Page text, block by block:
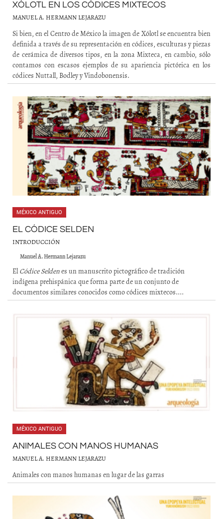
XÓLOTL EN LOS CÓDICES MIXTECOS
MANUEL A. HERMANN LEJARAZU
Si bien, en el Centro de México la imagen de Xólotl se encuentra bien
definida a través de su representación en códices, esculturas y piezas
de cerámica de diversos tipos, en la zona Mixteca, en cambio, sólo
contamos con escasos ejemplos de su apariencia pictórica en los
códices Nuttall, Bodley y Vindobonensis.
MÉXICO ANTIGUO
EL CÓDICE SELDEN
INTRODUCCIÓN
Manuel A. Hermann Lejarazu
El Códice Seldenes un manuscrito pictográfico de tradición
indígena prehispánica que forma parte de un conjunto de
documentos similares conocidos como códices mixtecos....
MÉXICO ANTIGUO
ANIMALES CON MANOS HUMANAS
MANUEL A. HERMANN LEJARAZU
Animales con manos humanas en lugar de las garras